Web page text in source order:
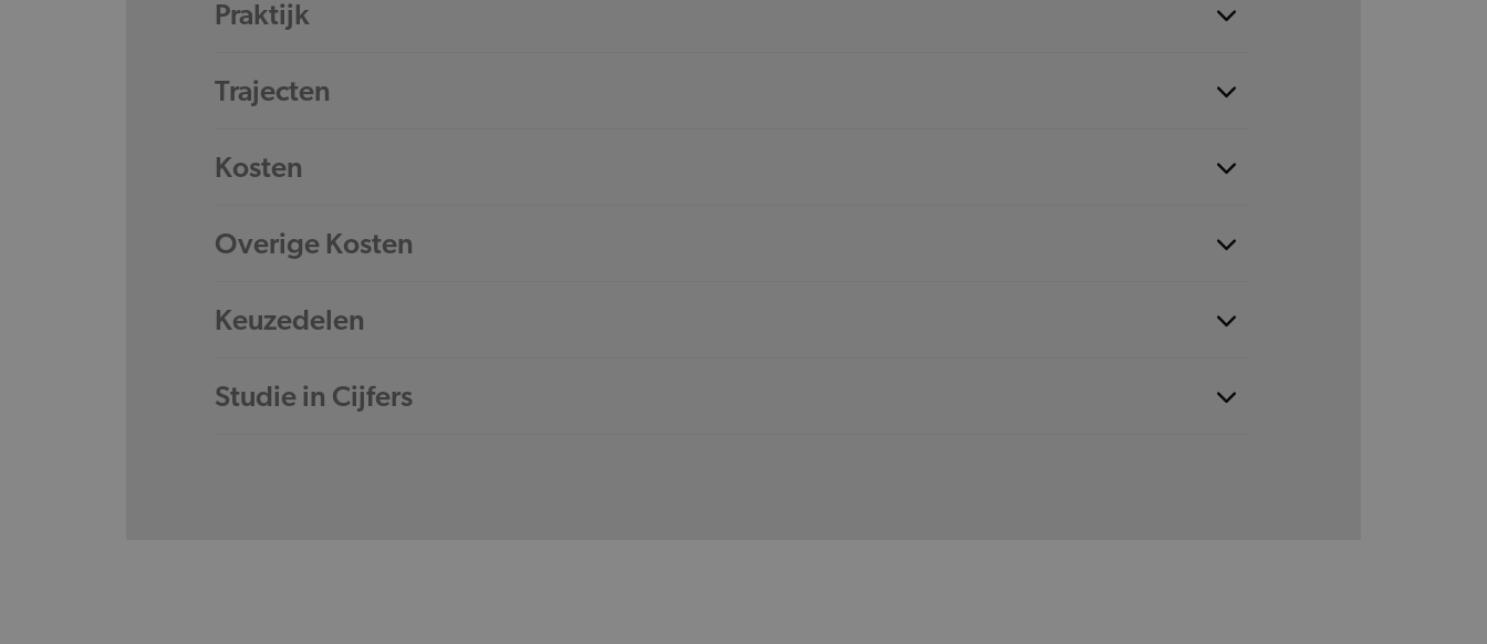
Praktijk
Trajecten
Kosten
Overige Kosten
Keuzedelen
Studie in Cijfers